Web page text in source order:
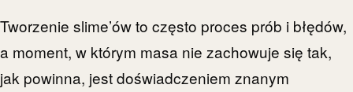
Tworzenie slime’ów to często proces prób i błędów,
a moment, w którym masa nie zachowuje się tak,
jak powinna, jest doświadczeniem znanym